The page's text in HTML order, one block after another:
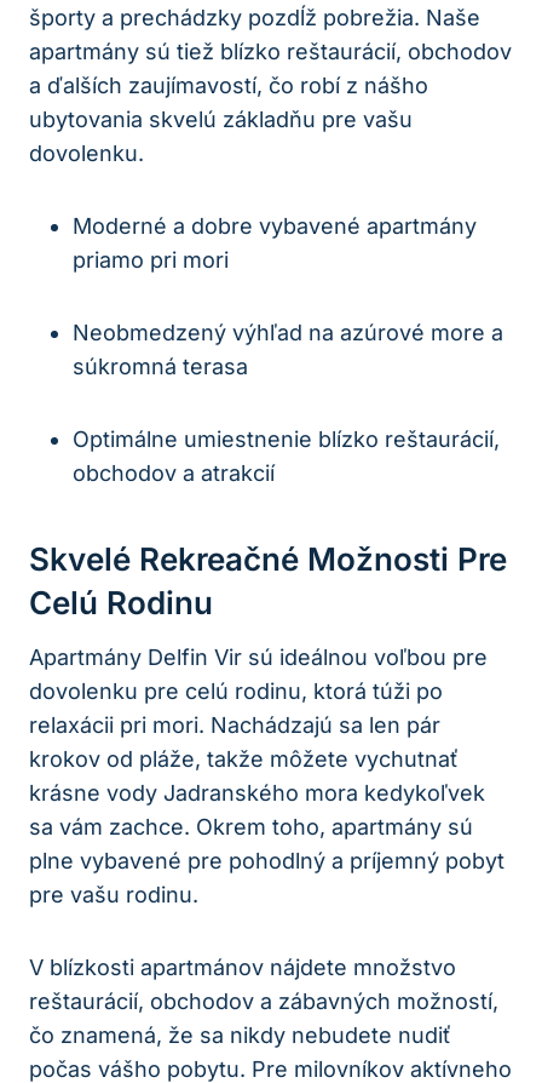
športy a prechádzky pozdĺž pobrežia. Naše
apartmány sú tiež blízko reštaurácií, obchodov
a ďalších zaujímavostí, čo robí z nášho
ubytovania skvelú základňu pre vašu
dovolenku.
Moderné a dobre vybavené apartmány
priamo pri mori
Neobmedzený výhľad na azúrové more a
súkromná terasa
Optimálne umiestnenie blízko reštaurácií,
obchodov a atrakcií
Skvelé Rekreačné Možnosti Pre
Celú Rodinu
Apartmány Delfin Vir sú ideálnou voľbou pre
dovolenku pre celú rodinu, ktorá túži po
relaxácii pri mori. Nachádzajú sa len pár
krokov od pláže, takže môžete vychutnať
krásne vody Jadranského mora kedykoľvek
sa vám zachce. Okrem toho, apartmány sú
plne vybavené pre pohodlný a príjemný pobyt
pre vašu rodinu.
V blízkosti apartmánov nájdete množstvo
reštaurácií, obchodov a zábavných možností,
čo znamená, že sa nikdy nebudete nudiť
počas vášho pobytu. Pre milovníkov aktívneho